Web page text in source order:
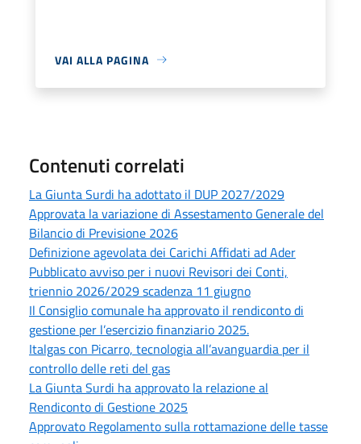
VAI ALLA PAGINA
Contenuti correlati
La Giunta Surdi ha adottato il DUP 2027/2029
Approvata la variazione di Assestamento Generale del
Bilancio di Previsione 2026
Definizione agevolata dei Carichi Affidati ad Ader
Pubblicato avviso per i nuovi Revisori dei Conti,
triennio 2026/2029 scadenza 11 giugno
Il Consiglio comunale ha approvato il rendiconto di
gestione per l’esercizio finanziario 2025.
Italgas con Picarro, tecnologia all’avanguardia per il
controllo delle reti del gas
La Giunta Surdi ha approvato la relazione al
Rendiconto di Gestione 2025
Approvato Regolamento sulla rottamazione delle tasse